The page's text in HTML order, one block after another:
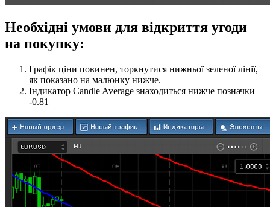
Необхідні умови для відкриття угоди
на покупку:
Графік ціни повинен, торкнутися нижньої зеленої лінії,
як показано на малюнку нижче.
Індикатор Candle Average знаходиться нижче позначки
-0.81